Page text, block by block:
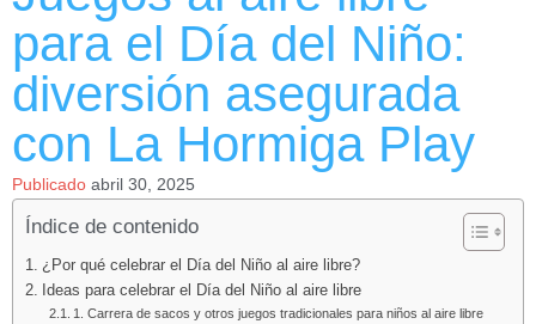
para el Día del Niño:
diversión asegurada
con La Hormiga Play
Publicado abril 30, 2025
Índice de contenido
¿Por qué celebrar el Día del Niño al aire libre?
Ideas para celebrar el Día del Niño al aire libre
1. Carrera de sacos y otros juegos tradicionales para niños al aire libre